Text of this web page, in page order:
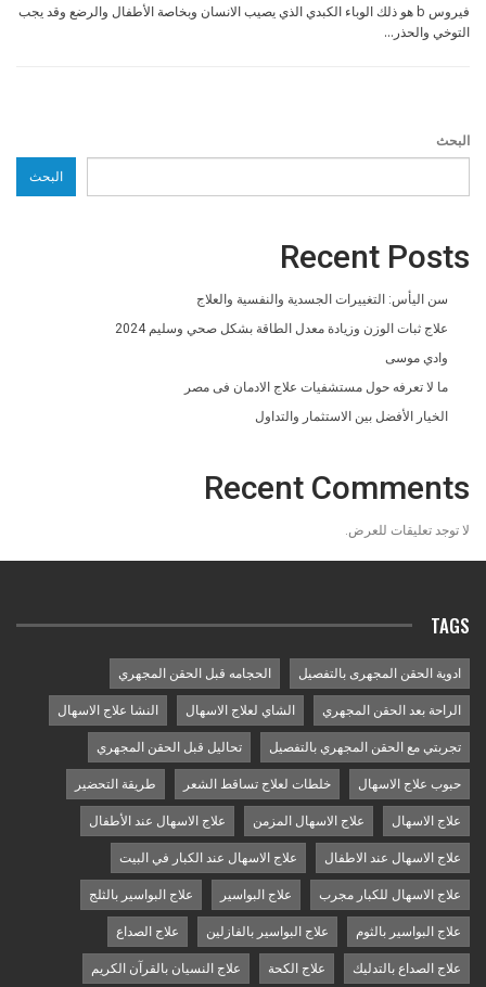
فيروس b هو ذلك الوباء الكبدي الذي يصيب الانسان وبخاصة الأطفال والرضع وقد يجب
التوخي والحذر…
البحث
البحث
Recent Posts
سن اليأس: التغييرات الجسدية والنفسية والعلاج
علاج ثبات الوزن وزيادة معدل الطاقة بشكل صحي وسليم 2024
وادي موسى
ما لا تعرفه حول مستشفيات علاج الادمان فى مصر
الخيار الأفضل بين الاستثمار والتداول
Recent Comments
لا توجد تعليقات للعرض.
TAGS
ادوية الحقن المجهرى بالتفصيل الحجامه قبل الحقن المجهري
الراحة بعد الحقن المجهري الشاي لعلاج الاسهال النشا علاج الاسهال
تجربتي مع الحقن المجهري بالتفصيل تحاليل قبل الحقن المجهري
حبوب علاج الاسهال خلطات لعلاج تساقط الشعر طريقة التحضير
علاج الاسهال علاج الاسهال المزمن علاج الاسهال عند الأطفال
علاج الاسهال عند الاطفال علاج الاسهال عند الكبار في البيت
علاج الاسهال للكبار مجرب علاج البواسير علاج البواسير بالثلج
علاج البواسير بالثوم علاج البواسير بالفازلين علاج الصداع
علاج الصداع بالتدليك علاج الكحة علاج النسيان بالقرآن الكريم